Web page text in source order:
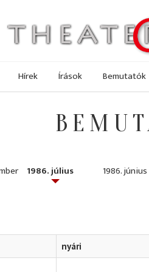
Hírek Írások Bemutatók
1986. július 1986. június
nyári